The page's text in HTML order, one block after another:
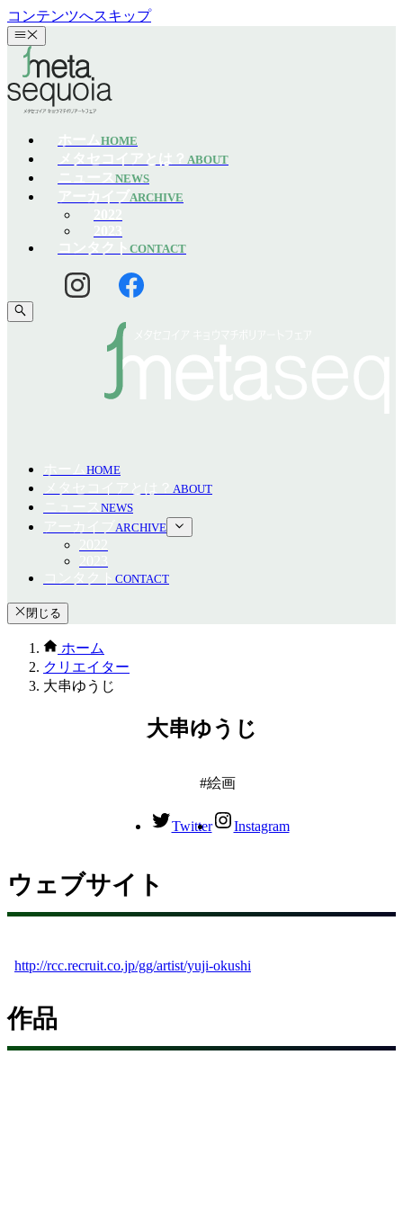
コンテンツへスキップ
HOME
ABOUT
NEWS
ARCHIVE
CONTACT
HOME
ABOUT
NEWS
ARCHIVE
CONTACT
閉じる
ホーム
クリエイター
大串ゆうじ
大串ゆうじ
絵画
Twitter Instagram
ウェブサイト
http://rcc.recruit.co.jp/gg/artist/yuji-okushi
作品